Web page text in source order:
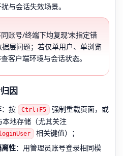
与会话失效场景。
账号/终端下均复现‘未指定错
层问题；若仅单用户、单浏览
客户端环境与会话状态。
因
：按 Ctrl+F5
强制重载页面，或
地存储（尤其关注
相关键值）；
性：用管理员账号登录相同模